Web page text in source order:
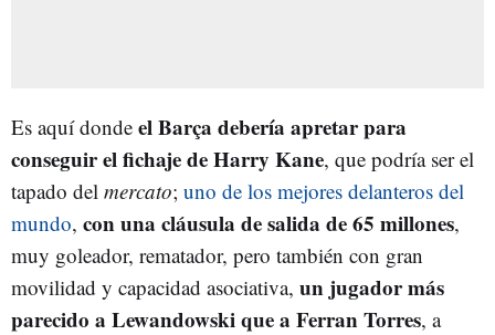
Es aquí donde el Barça debería apretar para
conseguir el fichaje de Harry Kane, que podría ser el
tapado del mercato; uno de los mejores delanteros del
mundo, con una cláusula de salida de 65 millones,
muy goleador, rematador, pero también con gran
movilidad y capacidad asociativa, un jugador más
parecido a Lewandowski que a Ferran Torres, a